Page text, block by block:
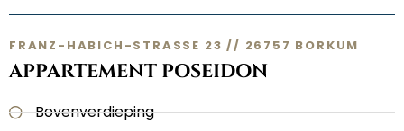
FRANZ-HABICH-STRASSE 23 // 26757 BORKUM
APPARTEMENT POSEIDON
Bovenverdieping